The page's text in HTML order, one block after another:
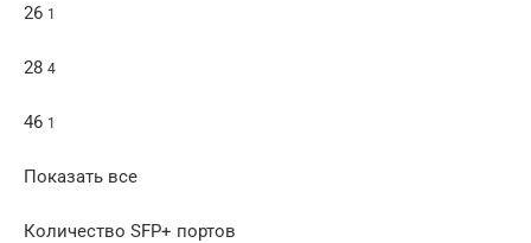
26 1
28 4
46 1
Показать все
Количество SFP+ портов